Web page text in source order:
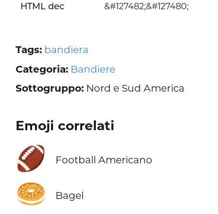
HTML dec &#127482;&#127480;
Tags: bandiera
Categoria: Bandiere
Sottogruppo:Nord e Sud America
Emoji correlati
🏈 Football Americano
🥯 Bagel